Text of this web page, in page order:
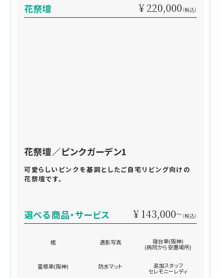
花祭壇 ¥ 220,000 （税込）
花祭壇／ピンクガーデン1
可愛らしいピンクを基調としたご自宅リビング向けの
花祭壇です。
選べる商品・サービス ¥ 143,000~ （税込）
棺 遺影写真 寝台車(阪神)
(病院から安置場所)
霊柩車(阪神) 防水マット 追加スタッフ
セレモニーレディ